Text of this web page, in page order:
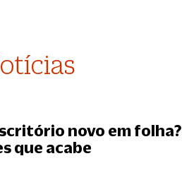
novo em folha?
que acabe